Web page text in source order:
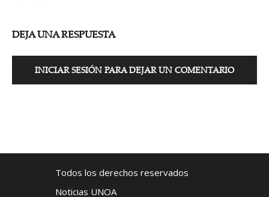
DEJA UNA RESPUESTA
INICIAR SESIÓN PARA DEJAR UN COMENTARIO
Todos los derechos reservados
Noticias UNOA